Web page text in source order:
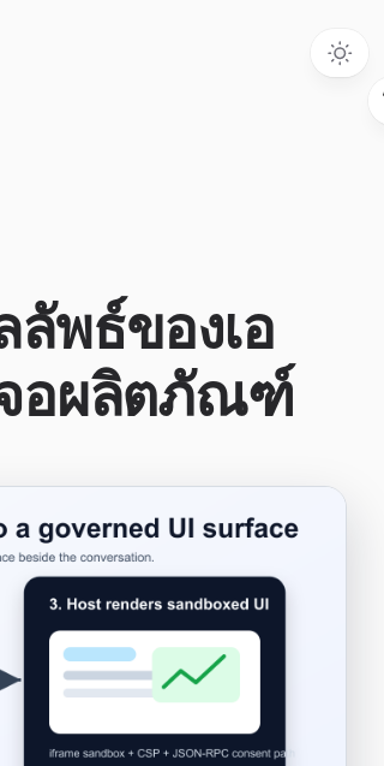
ลัพธ์ของเอ
จอผลิตภัณฑ์